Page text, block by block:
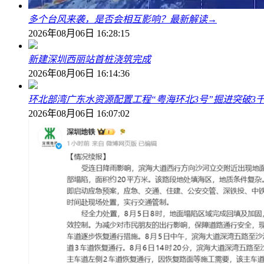
多个台风来袭，是否会相互影响？最新解读→
2026年08月06日 16:28:15
新建深圳西丽站首桩浇筑完成
2026年08月06日 16:14:36
环北部湾广东水资源配置工程“粤海环北3号”掘进突破3
2026年08月06日 16:07:02